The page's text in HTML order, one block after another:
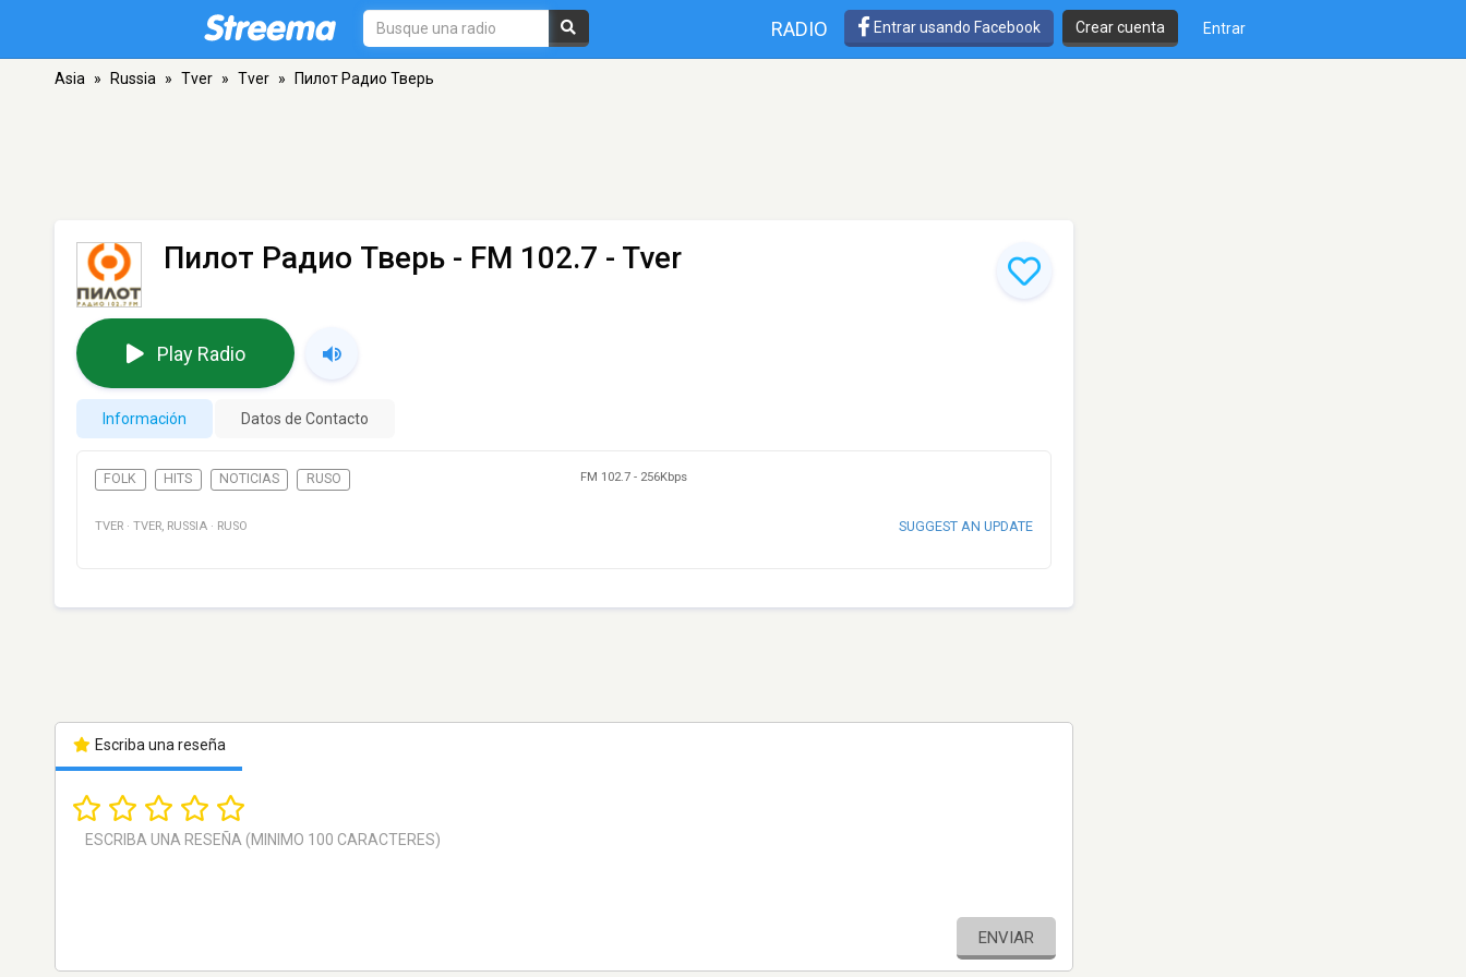
RADIO Entrar usando Facebook Crear cuenta Entrar
Asia » Russia » Tver » Tver » Пилот Радио Тверь
Пилот Радио Тверь - FM 102.7 - Tver
Play Radio
Información Datos de Contacto
FOLK HITS NOTICIAS RUSO FM 102.7 - 256Kbps
TVER · TVER, RUSSIA · RUSO SUGGEST AN UPDATE
Escriba una reseña
ENVIAR